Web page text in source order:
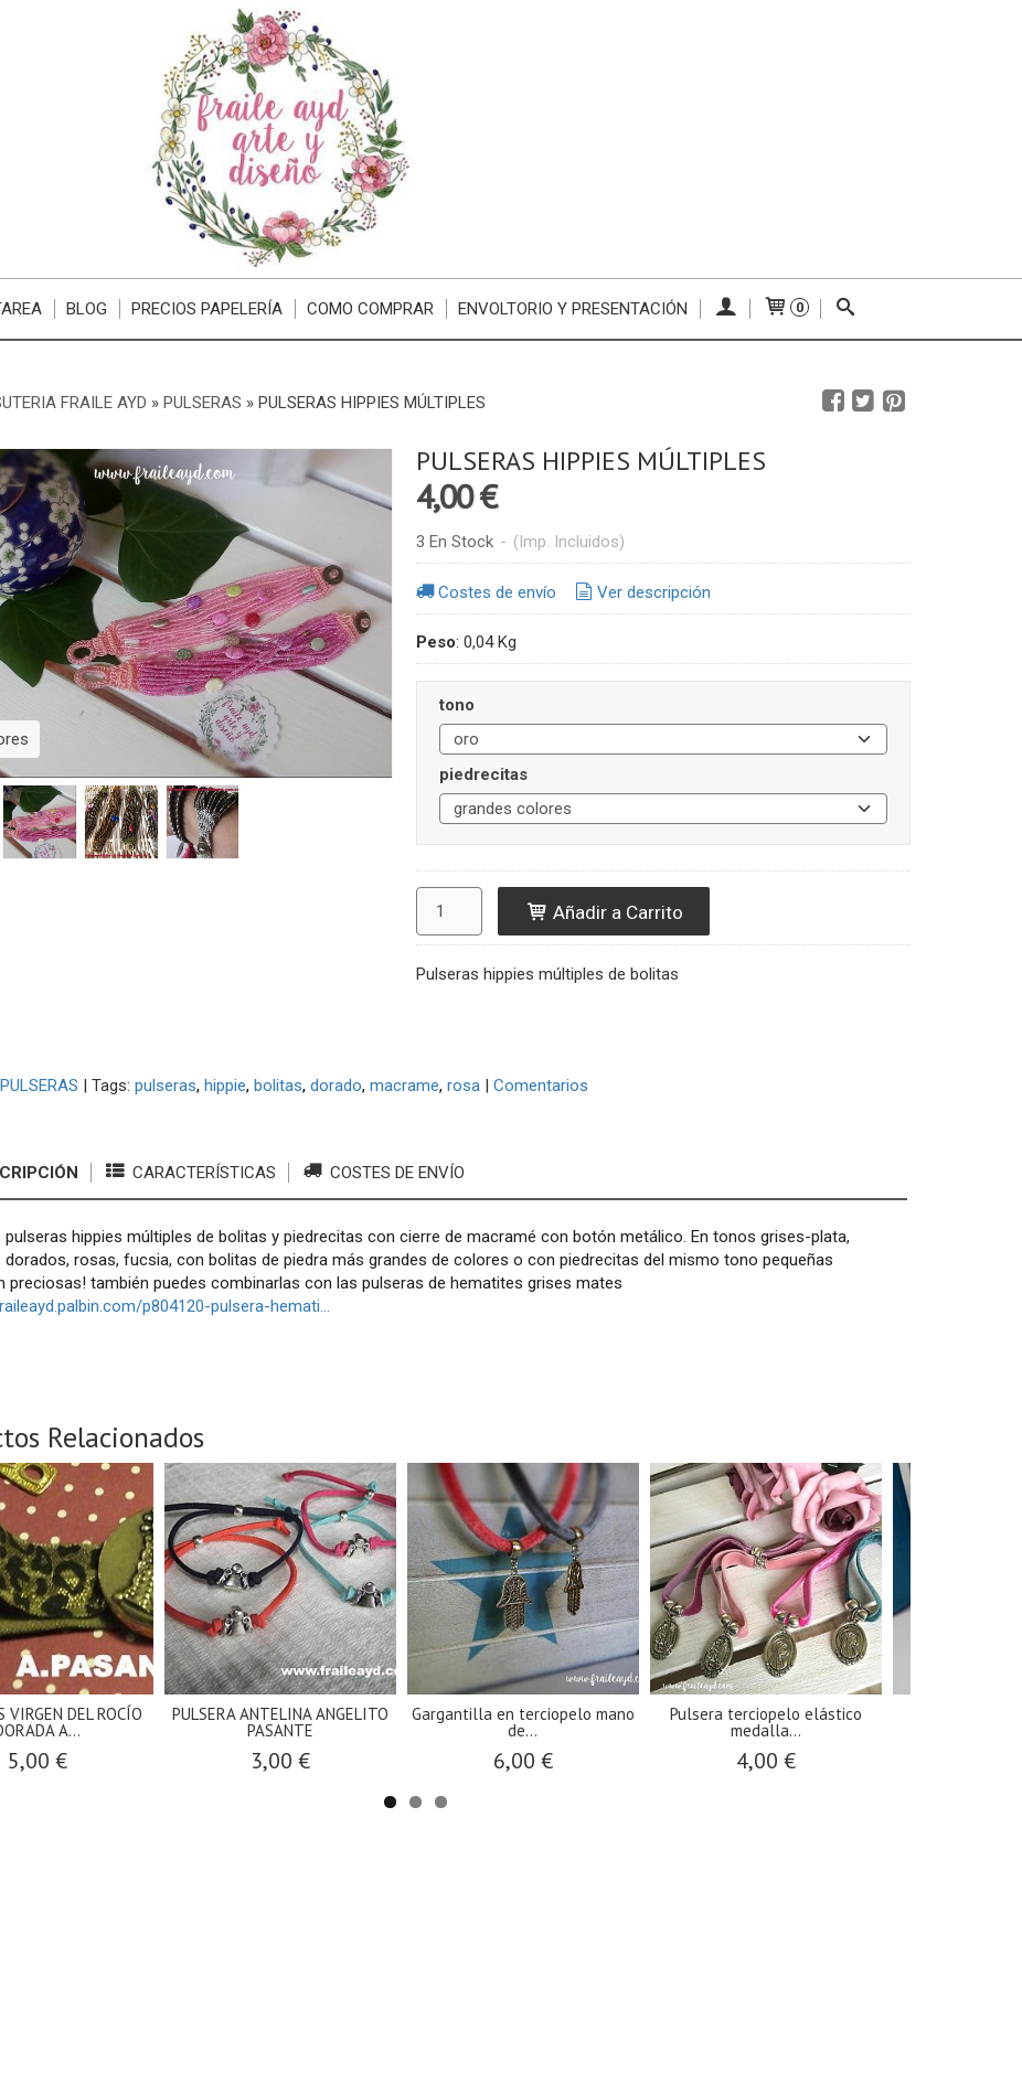
BLOG PRECIOS PAPELERÍA COMO COMPRAR ENVOLTORIO Y PRESENTACIÓN 0
FRAILE AYD » PULSERAS » PULSERAS HIPPIES MÚLTIPLES
PULSERAS HIPPIES MÚLTIPLES
4,00 €
3 En Stock - (Imp. Incluidos)
Costes de envío Ver descripción
Peso: 0,04 Kg
tono
piedrecitas
Añadir a Carrito
Pulseras hippies múltiples de bolitas
PULSERAS | Tags: pulseras hippie bolitas dorado macrame rosa | Comentarios
CARACTERÍSTICAS COSTES DE ENVÍO
pulseras hippies múltiples de bolitas y piedrecitas con cierre de macramé con botón metálico. En tonos grises-plata,
dorados, rosas, fucsia, con bolitas de piedra más grandes de colores o con piedrecitas del mismo tono pequeñas
preciosas! también puedes combinarlas con las pulseras de hematites grises mates
p804120-pulsera-hemati...
Relacionados
VIRGEN DEL ROCÍO
A...
5,00 €
PULSERA ANTELINA ANGELITO
PASANTE
3,00 €
Gargantilla en terciopelo mano
de...
6,00 €
Pulsera terciopelo elástico
medalla...
4,00 €